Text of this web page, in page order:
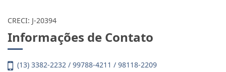
CRECI: J-20394
Informações de Contato
(13) 3382-2232 / 99788-4211 / 98118-2209